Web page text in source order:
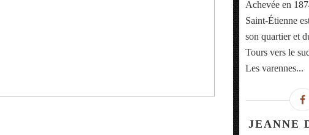
Achevée en
Saint-Étienne
son quartier et
Tours vers le
Les varennes...
JEANNE